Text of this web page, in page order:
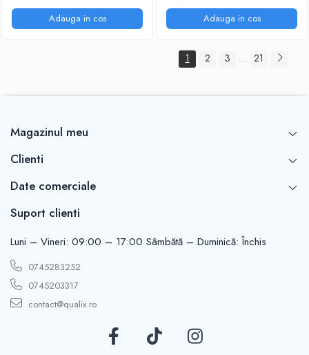
Adauga in cos Adauga in cos
1 2 3 ... 21
Magazinul meu
Clienti
Date comerciale
Suport clienti
Luni – Vineri: 09:00 – 17:00 Sâmbătă – Duminică: Închis
0745283252
0745203317
contact@qualix.ro